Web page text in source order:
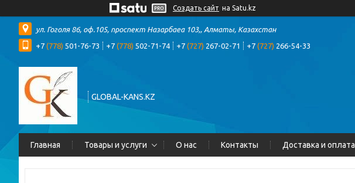
Создать сайт на Satu.kz
ул. Гоголя 86, оф.105, проспект Назарбаеа 103,, Алматы, Казахстан
+7 (778) 501-76-73 +7 (778) 502-71-74 +7 (727) 267-02-71 +7 (727) 266-54-33
GLOBAL-KANS.KZ
Главная Товары и услуги О нас Контакты Доставка и оплата